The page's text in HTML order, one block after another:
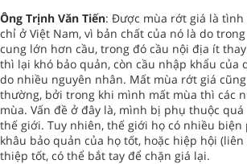
Ông Trịnh Văn Tiến: Được mùa rớt giá là tình
chỉ ở Việt Nam, vì bản chất của nó là do
cung lớn hơn cầu, trong đó cầu nội địa ít
thì lại khó bảo quản, còn cầu nhập khẩu của
do nhiều nguyên nhân. Mất mùa rớt giá
thường, bởi trong khi mình mất mùa thì các
mùa. Vấn đề ở đây là, mình bị phụ thuộc
thế giới. Tuy nhiên, thế giới họ có nhiều biện
khâu bảo quản của họ tốt, hoặc hiệp hội
thiệp tốt, có thể bắt tay để chặn giá lại.